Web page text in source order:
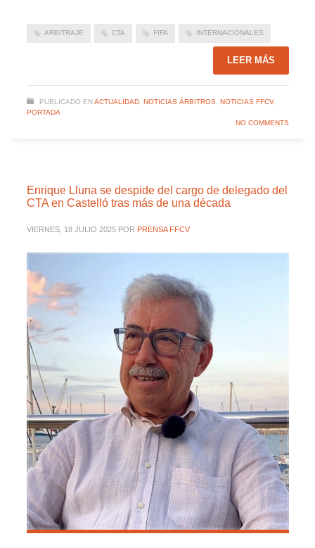
ARBITRAJE CTA FIFA INTERNACIONALES
LEER MÁS
PUBLICADO EN ACTUALIDAD, NOTICIAS ÁRBITROS, NOTICIAS FFCV,
PORTADA
NO COMMENTS
Enrique Lluna se despide del cargo de delegado del
CTA en Castelló tras más de una década
VIERNES, 18 JULIO 2025 POR PRENSA FFCV